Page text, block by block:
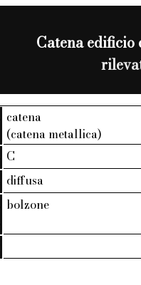
Catena
catena
(catena metallica)
C
diffusa
bolzone